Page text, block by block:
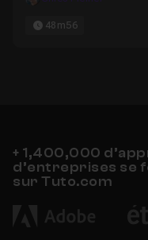
48m56
+ 1,400,000
d’entreprises se
sur Tuto.com